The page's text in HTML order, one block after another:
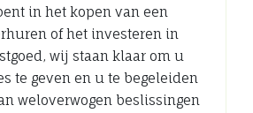
in het kopen van een
of het investeren in
wij staan klaar om u
te geven en u te begeleiden
weloverwogen beslissingen